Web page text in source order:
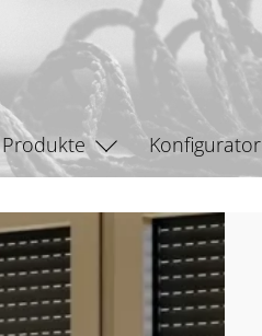
Produkte Konfigurator